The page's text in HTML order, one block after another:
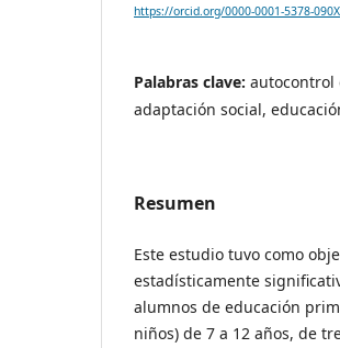
https://orcid.org/0000-0001-5378-090X
Palabras clave: autocontrol
adaptación social,
Resumen
Este estudio tuvo como
estadísticamente
alumnos de educación
niños) de 7 a 12 años, de